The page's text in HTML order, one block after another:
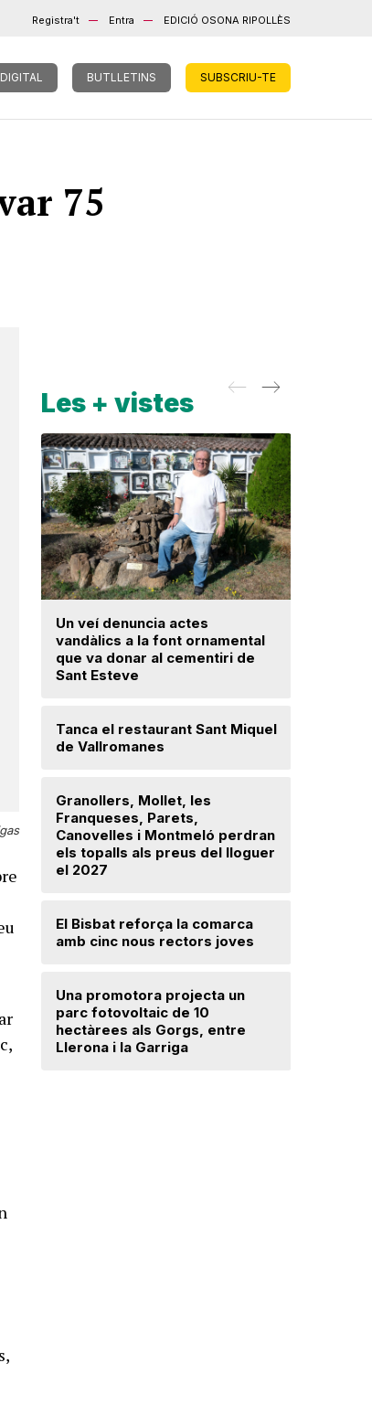
Registra't Entra EDICIÓ OSONA RIPOLLÈS
BUTLLETINS SUBSCRIU-TE
75
Les + vistes
Un veí denuncia actes
vandàlics a la font ornamental
que va donar al cementiri de
Sant Esteve
Tanca el restaurant Sant Miquel
de Vallromanes
Granollers, Mollet, les
Franqueses, Parets,
Canovelles i Montmeló perdran
els topalls als preus del lloguer
el 2027
El Bisbat reforça la comarca
amb cinc nous rectors joves
Una promotora projecta un
parc fotovoltaic de 10
hectàrees als Gorgs, entre
Llerona i la Garriga